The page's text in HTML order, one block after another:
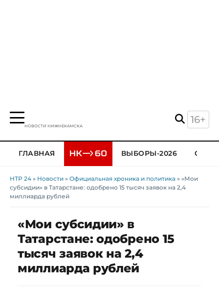
НОВОСТИ НИЖНЕКАМСКА
16+
ГЛАВНАЯ ВЫБОРЫ-2026
НТР 24 » Новости » Официальная хроника и политика » «Мои
субсидии» в Татарстане: одобрено 15 тысяч заявок на 2,4
миллиарда рублей
«Мои субсидии» в
Татарстане: одобрено 15
тысяч заявок на 2,4
миллиарда рублей